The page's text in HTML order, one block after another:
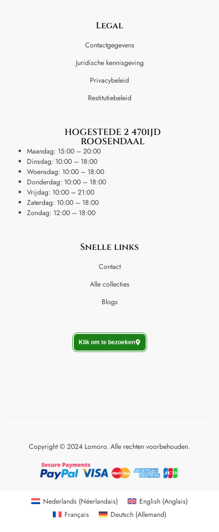
Legal
Contactgegevens
Juridische kennisgeving
Privacybeleid
Restitutiebeleid
HOGESTEDE 2 4701JD
ROOSENDAAL
Maandag: 15:00 – 20:00
Dinsdag: 10:00 – 18:00
Woensdag: 10:00 – 18:00
Donderdag: 10:00 – 18:00
Vrijdag: 10:00 – 21:00
Zaterdag: 10:00 – 18:00
Zondag: 12:00 – 18:00
Snelle links
Contact
Alle collecties
Blogs
Klik om te bezoeken
Copyright © 2024 Lomoro. Alle rechten voorbehouden.
Nederlands (Néerlandais) English(Anglais)
Français
Deutsch(Allemand)